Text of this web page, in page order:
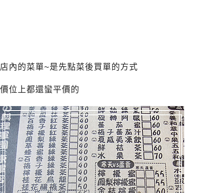
店內的菜單~是先點菜後買單的方式
價位上都還蠻平價的